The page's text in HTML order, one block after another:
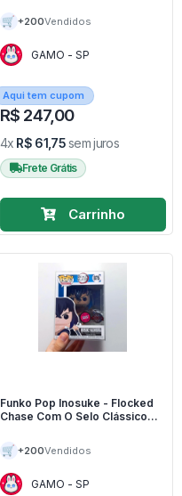
🛒 +200Vendidos
GAMO - SP
Aqui tem cupom
R$ 247,00
4x R$ 61,75sem juros
Frete Grátis
Carrinho
Funko Pop Inosuke - Flocked
Chase Com O Selo Clássico
Demon Slayer: Kimetsu No
Yaiba #875
🛒 +200Vendidos
GAMO - SP